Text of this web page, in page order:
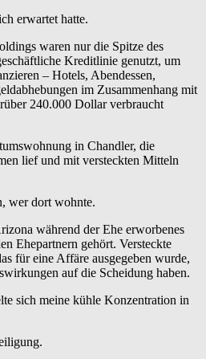
erwartet hatte.
waren nur die Spitze des
Kreditlinie genutzt, um
– Hotels, Abendessen,
im Zusammenhang mit
240.000 Dollar verbraucht
in Chandler, die
lief und mit versteckten Mitteln
wer dort wohnte.
während der Ehe erworbenes
Ehepartnern gehört. Versteckte
für eine Affäre ausgegeben wurde,
auf die Scheidung haben.
sich meine kühle Konzentration in